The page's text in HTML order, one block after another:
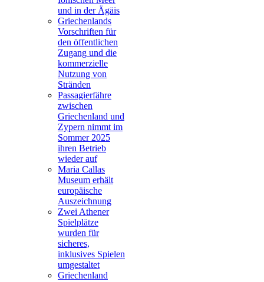
und in der Ägäis
Griechenlands
Vorschriften für
den öffentlichen
Zugang und die
kommerzielle
Nutzung von
Stränden
Passagierfähre
zwischen
Griechenland und
Zypern nimmt im
Sommer 2025
ihren Betrieb
wieder auf
Maria Callas
Museum erhält
europäische
Auszeichnung
Zwei Athener
Spielplätze
wurden für
sicheres,
inklusives Spielen
umgestaltet
Griechenland